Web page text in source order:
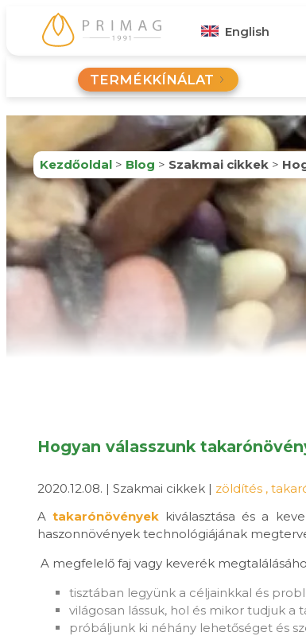
English
TERMÉKKÍNÁLAT
Kezdőoldal > Blog > Szakmai cikkek >
Hogyan válasszunk
2020.12.08. | Szakmai cikkek | zöldítés ,
A takarónövények kiválasztása és a
haszonnövények technológiájának
A megfelelő faj vagy keverék
tisztában legyünk a céljainkkal és
világosan lássuk, hol és mikor tudjuk a
próbáljunk ki néhány lehetőséget és